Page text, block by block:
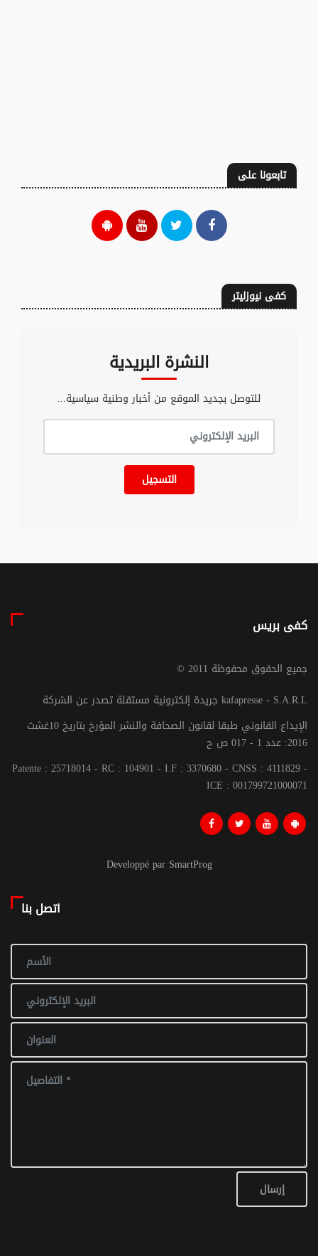
تابعونا على
كفى نيوزليتر
النشرة البريدية
للتوصل بجديد الموقع من أخبار وطنية سياسية...
التسجيل
كفى بريس
© جميع الحقوق محفوظة 2011
جريدة إلكترونية مستقلة تصدر عن الشركة kafapresse - S.A.R.L
الإيداع القانوني طبقا لقانون الصحافة والنشر المؤرخ بتاريخ 10غشت
2016: عدد 1 - 017 ص ح
Patente : 25718014 - RC : 104901 - I.F : 3370680 - CNSS : 4111829 -
ICE : 001799721000071
Developpé par SmartProg
اتصل بنا